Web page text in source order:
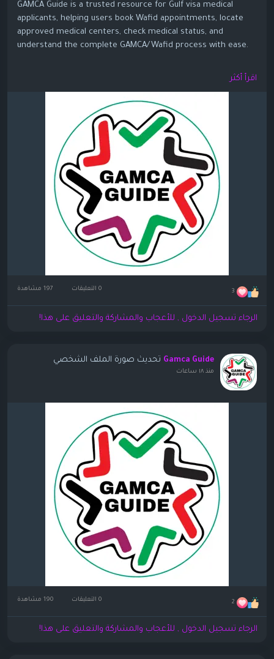
GAMCA Guide is a trusted resource for Gulf visa medical
applicants, helping users book Wafid appointments, locate
approved medical centers, check medical status, and
understand the complete GAMCA/Wafid process with ease.
اقرأ أكثر
3 0 التعليقات
الرجاء تسجيل الدخول , للأعجاب والمشاركة والتعليق على هذا!
Gamca Guide تحديث صورة الملف الشخصي
منذ ١٨ ساعات
2 0 التعليقات
الرجاء تسجيل الدخول , للأعجاب والمشاركة والتعليق على هذا!